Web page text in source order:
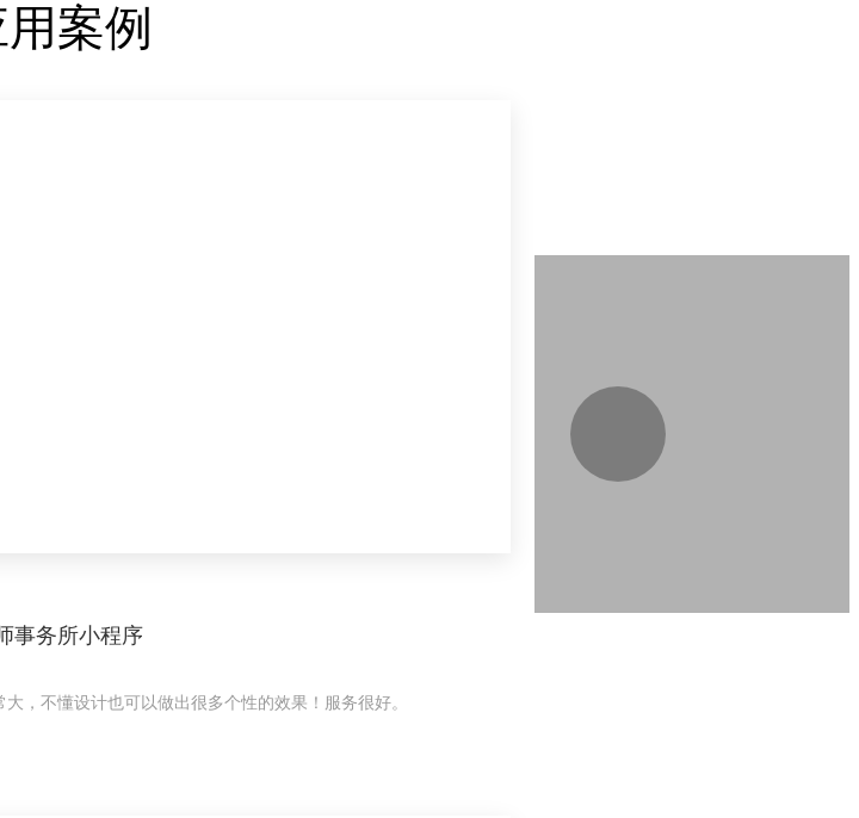
案例
事务所小程序
，不懂设计也可以做出很多个性的效果！服务很好。